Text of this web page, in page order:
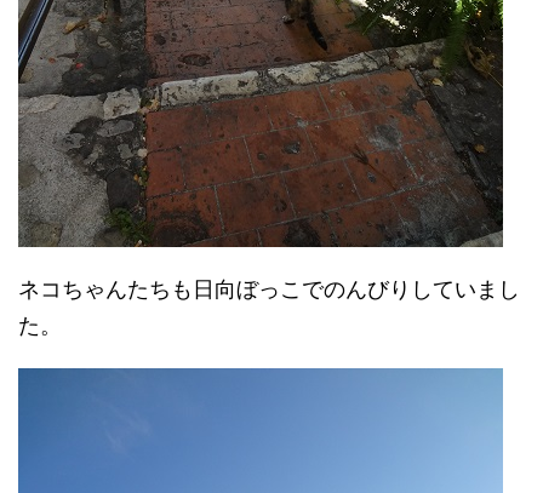
ネコちゃんたちも日向ぼっこでのんびりしていまし
た。